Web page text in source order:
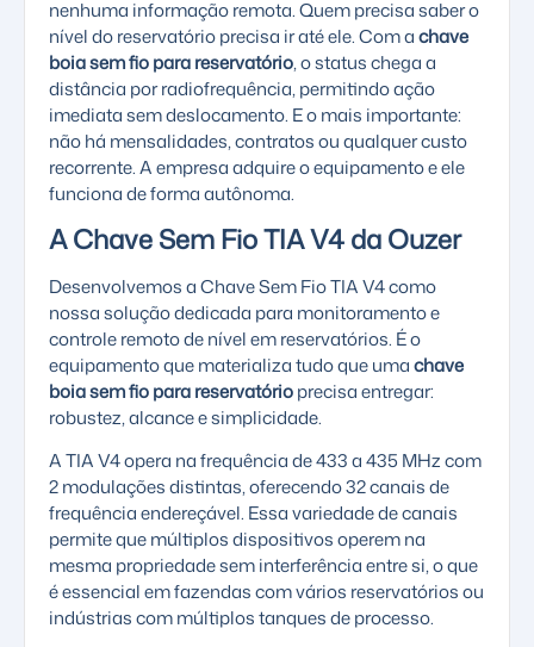
nenhuma informação remota. Quem precisa saber o
nível do reservatório precisa ir até ele. Com achave
boia sem fio para reservatório, o status chega a
distância por radiofrequência, permitindo ação
imediata sem deslocamento. E o mais importante:
não há mensalidades, contratos ou qualquer custo
recorrente. A empresa adquire o equipamento e ele
funciona de forma autônoma.
A Chave Sem Fio TIA V4 da Ouzer
Desenvolvemos a Chave Sem Fio TIA V4 como
nossa solução dedicada para monitoramento e
controle remoto de nível em reservatórios. É o
equipamento que materializa tudo que umachave
boia sem fio para reservatórioprecisa entregar:
robustez, alcance e simplicidade.
A TIA V4 opera na frequência de 433 a 435 MHz com
2 modulações distintas, oferecendo 32 canais de
frequência endereçável. Essa variedade de canais
permite que múltiplos dispositivos operem na
mesma propriedade sem interferência entre si, o que
é essencial em fazendas com vários reservatórios ou
indústrias com múltiplos tanques de processo.